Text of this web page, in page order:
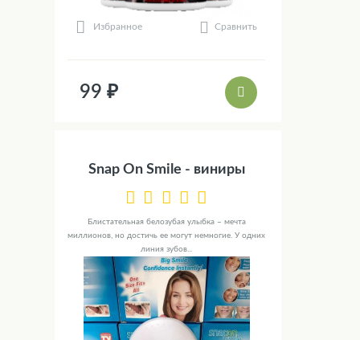
Избранное Сравнить
99 ₽
Snap On Smile - виниры
Блистательная белозубая улыбка – мечта
миллионов, но достичь ее могут немногие. У одних
линия зубов...